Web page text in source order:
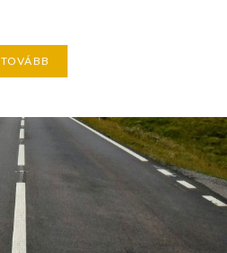
TOVÁBB